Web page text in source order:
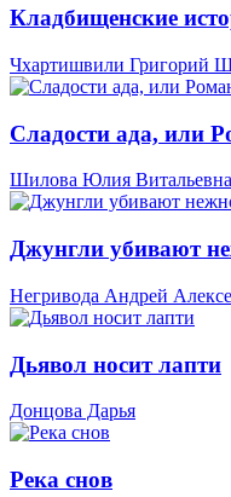
Кладбищенские
Чхартишвили Григорий
Сладости ада, или
Шилова Юлия Витальевна
Джунгли убивают
Негривода Андрей
Дьявол носит лапти
Донцова Дарья
Река снов